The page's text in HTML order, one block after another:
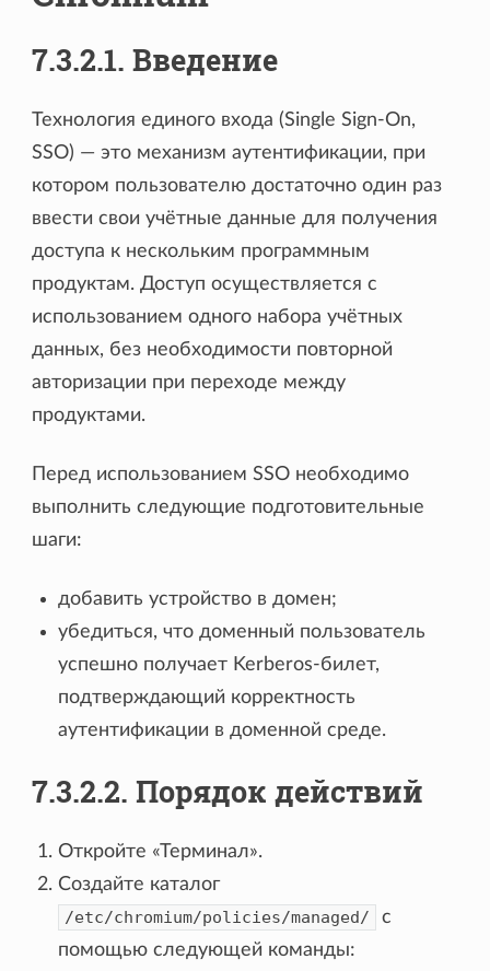
7.3.2.1. Введение
Технология единого входа (Single Sign-On,
SSO) — это механизм аутентификации, при
котором пользователю достаточно один раз
ввести свои учётные данные для получения
доступа к нескольким программным
продуктам. Доступ осуществляется с
использованием одного набора учётных
данных, без необходимости повторной
авторизации при переходе между
продуктами.
Перед использованием SSO необходимо
выполнить следующие подготовительные
шаги:
добавить устройство в домен;
убедиться, что доменный пользователь
успешно получает Kerberos-билет,
подтверждающий корректность
аутентификации в доменной среде.
7.3.2.2. Порядок действий
Откройте «Терминал».
Создайте каталог
/etc/chromium/policies/managed/
с
помощью следующей команды: